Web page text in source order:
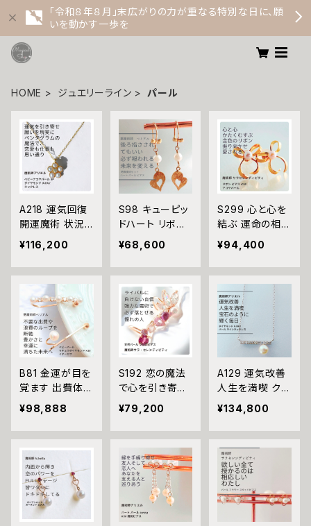
「令和８年８月」末広がりの力が重なる特別な日に、願
いを動かす一歩を
HOME ジュエリーライン パール
A218 運気回復
開運魔術 状況
を一変させる 恋
愛も仕事も思い
通り ペンダグラ
ムの魔法 魔術師
アリエル ベビー
アコヤパール 5
P ダイヤモンド
0.03ct ネックレ
ス 魔法陣 五芒
星 お守り 強力
魔術 K10 パー
運 アクセサリー
トーン おまじな
い 開運 運気ア
ップ 幸運 召致
潜在能力 活性
幸運期 ビジネス
運 出世 思い通
¥116,200
S98 キューピッ
ドハート リボン
が結ぶ 夢中にさ
せる 略奪 不倫
強力 魔術セット
アス K18 魔術
アクセサリー お
守り 縁結び 白
魔術 縁切り パ
ワーストーン お
まじない 開運
¥68,600
S299 心と心を
結ぶ 運命の相手
と縁結び ウィッ
カの魔法 リボン
ピアス K18 アコ
ヤパール サラ・
セレンディピティ
ゴールド 誕生石
真珠 お守り 成
就 パワーストー
ン 魔術師 ゴー
ルド リボン 恋愛
運 引き寄せ 縁
力 片想い 両想
クセサリー
¥94,400
B81 金運が目を
覚ます 出費体質
に終止符【金運
支配】ベビーパ
ール マチュラダ
イヤーカフ イヤ
ークリップ 悪魔
術師べリアル 悪
運排除 魔術 強
力 黒魔術 おま
¥98,888
S192 恋の魔法
で心を引き寄せ、
ライバルを出し
抜く 恋愛運命の
アミュレット セ
レンディピティ
魔術師 天然石
マルチストーン
フラワー イヤー
カフ お守り ガー
ネット アメジス
¥79,200
A129 運気改善
人生を満喫 クロ
ノスの魔法 贅沢
ダイヤモンド 0.
09ct パール ラ
インネックレス
魔術師 アリエル
真珠 誕生石 パ
ワーストーン 子
宝 恋愛運 結婚
¥134,800